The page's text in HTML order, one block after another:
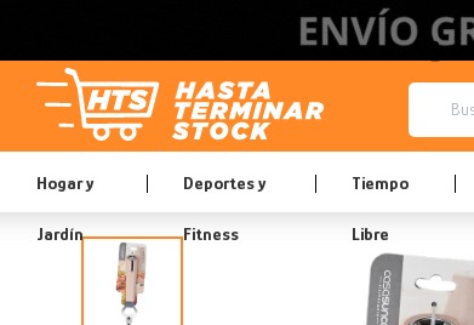
Hogar y
Jardín
Deportes y
Fitness
Tiempo
Libre